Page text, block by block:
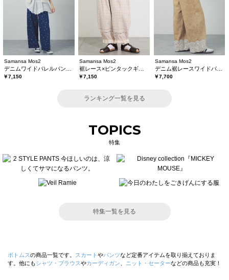
Samansa Mos2
￥7,150
Samansa Mos2
￥7,150
Samansa Mos2
デニム裾レースワイドパンツ
￥7,700
ランキング一覧を見る
TOPICS
特集
特集一覧を見る
ボトムスの商品一覧です。 スカート やパンツなど定番アイテムを取り揃えておりま
す。他にもシャツ・ブラウスやカーディガン ニット・セーターなどの商品も充実！